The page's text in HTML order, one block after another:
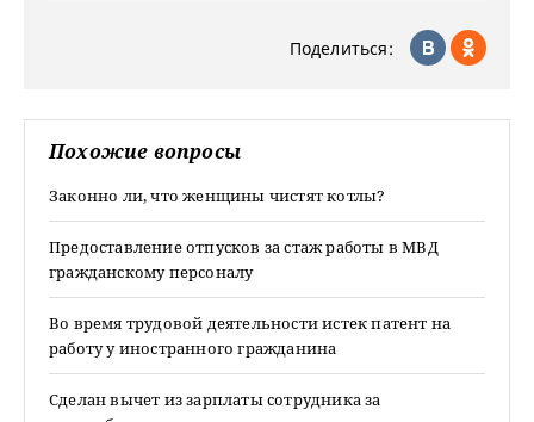
Поделиться:
Похожие вопросы
Законно ли, что женщины чистят котлы?
Предоставление отпусков за стаж работы в МВД
гражданскому персоналу
Во время трудовой деятельности истек патент на
работу у иностранного гражданина
Сделан вычет из зарплаты сотрудника за